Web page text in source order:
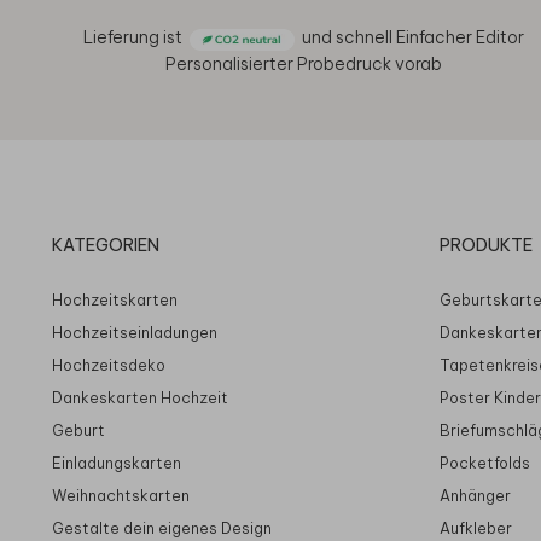
Lieferung ist und schnell Einfacher Editor
Personalisierter Probedruck vorab
KATEGORIEN
Hochzeitskarten
Hochzeitseinladungen
Hochzeitsdeko
Dankeskarten Hochzeit
Geburt
Einladungskarten
Weihnachtskarten
Gestalte dein eigenes Design
PRODUKTE
Poster
Pocketfolds
Anhänger
Aufkleber